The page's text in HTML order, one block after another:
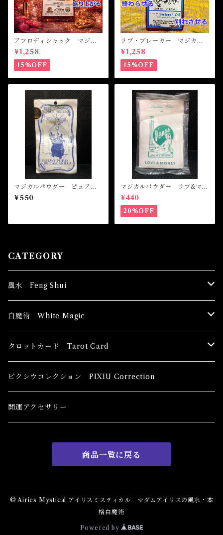
アフロディシャック マジカ
ルオイル・魔女オイル APH
RODISIAC Magical Oil
¥1,258
15%OFF
ラブ・ブレーカー マジカル
オイル・魔女オイル LOVE
BREAKER Magicak Oil
¥1,258
15%OFF
マジカルパウダー ピュアエ
エッグシェル Magical Pod
er PURE EGGSHELL
¥550
マジカルパウダー ラブ&マネ
ー Magical Powder LOVE
&MONEY
¥440
20%OFF
CATEGORY
風水 Feng Shui
ブッダ Buddha
恋愛運
健康運 Health
金運 Money
キーチェーン
金運 Money
干支風水置き物
ブレスレット Bracelet
白魔術 White Magic
香油 Oils
恋愛 Love
金運 Money
スピリチュアル Spiritual
キャンドル Candles
恋愛 Love
線香 Stick Incense
パウダー Magical Powder
仕事
バス＆フロアウォッシュ Bath&Floor Wash
バスハーブ Bath Herb
タロットカード Tarot Card
初心者向け For The Beginners
中級者向け
ピクシウコレクション PIXIU Correction
開運アクセサリー
商品一覧に戻る
© Airies Mystical アイリスミスティカル マダムアイリスの風水・本
格白魔術
Powered by